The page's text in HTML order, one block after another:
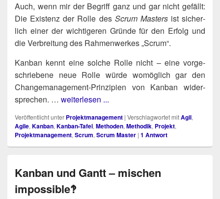
Auch, wenn mir der Begriff ganz und gar nicht gefällt:
Die Exis­tenz der Rol­le des Scrum Mas­tersist sicher­
lich einer der wich­ti­ge­ren Grün­de für den Erfolg und
die Ver­brei­tung des Rah­men­wer­kes „Scrum“.
Kan­ban kennt eine sol­che Rol­le nicht – eine vor­ge­
schrie­be­ne neue Rol­le wür­de womög­lich gar den
Chan­ge­ma­nage­ment-Prin­zi­pi­en von Kan­ban wider­
spre­chen. … weiterlesen ...
Veröffentlicht unter Projektmanagement | Verschlagwortet mitAgil,
Agile, Kanban, Kanban-Tafel, Methoden, Methodik, Projekt,
Projektmanagement, Scrum, Scrum Master | 1 Antwort
Kanban und Gantt – mischen
impossible‽